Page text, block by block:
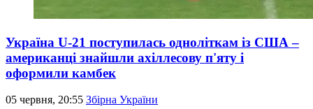
Україна U-21 поступилась одноліткам із США –
американці знайшли ахіллесову п'яту і
оформили камбек
05 червня, 20:55 Збірна України